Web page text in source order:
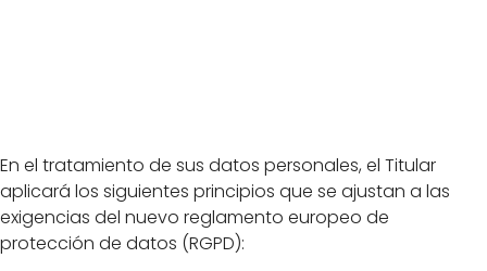
En el tratamiento de sus datos personales, el Titular
aplicará los siguientes principios que se ajustan a las
exigencias del nuevo reglamento europeo de
protección de datos (RGPD):